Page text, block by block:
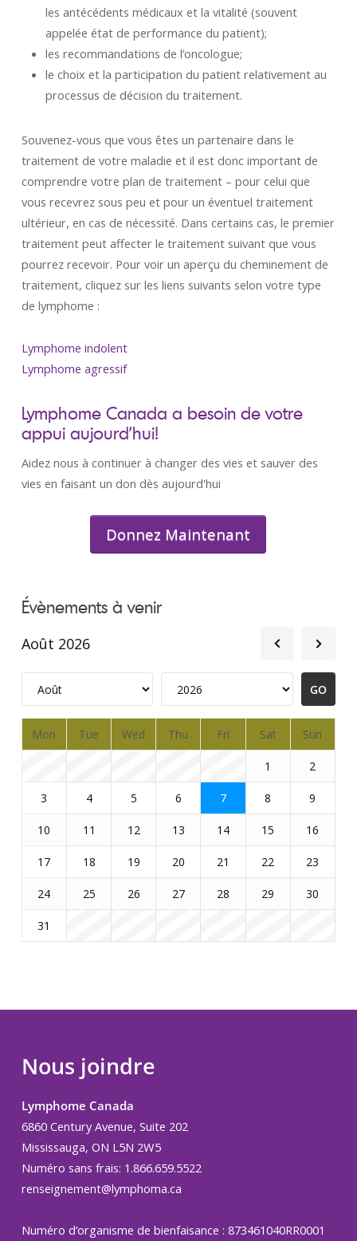
les antécédents médicaux et la vitalité (souvent
appelée état de performance du patient);
les recommandations de l’oncologue;
le choix et la participation du patient relativement au
processus de décision du traitement.
Souvenez-vous que vous êtes un partenaire dans le
traitement de votre maladie et il est donc important de
comprendre votre plan de traitement – pour celui que
vous recevrez sous peu et pour un éventuel traitement
ultérieur, en cas de nécessité. Dans certains cas, le premier
traitement peut affecter le traitement suivant que vous
pourrez recevoir. Pour voir un aperçu du cheminement de
traitement, cliquez sur les liens suivants selon votre type
de lymphome :
Lymphome indolent
Lymphome agressif
Lymphome Canada a besoin de votre
appui aujourd’hui!
Aidez nous à continuer à changer des vies et sauver des
vies en faisant un don dès aujourd'hui
Donnez Maintenant
Évènements à venir
Août 2026
Mon Tue Wed Thu Fri Sat Sun
1 2
3 4 5 6 7 8 9
10 11 12 13 14 15 16
17 18 19 20 21 22 23
24 25 26 27 28 29 30
31
Nous joindre
Lymphome Canada
6860 Century Avenue, Suite 202
Mississauga, ON L5N 2W5
Numéro sans frais: 1.866.659.5522
renseignement@lymphoma.ca
Numéro d’organisme de bienfaisance : 873461040RR0001